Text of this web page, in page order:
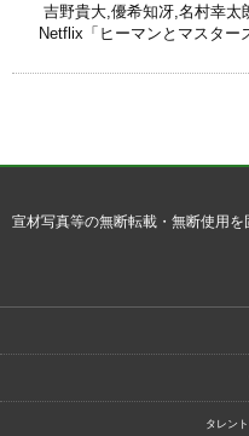
吉野貴大,優希知冴,名村幸太
Netflix「ヒーマンとマスター
宣材写真等の無断転載・無断使用を
タレン